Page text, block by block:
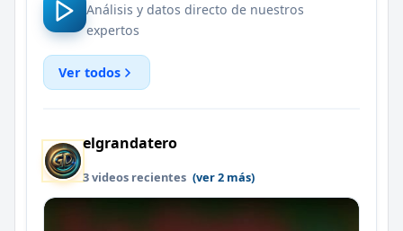
Análisis y datos directo de nuestros
expertos
Ver todos
elgrandatero
3 videos recientes (ver 2 más)